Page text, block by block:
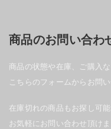
商品のお問い合わ
商品の状態や在庫、ご購入な
こちらのフォームからお問
在庫切れの商品もお探し可
お気軽にお問い合わせ頂けま